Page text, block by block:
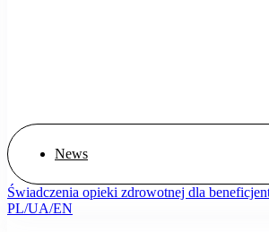
News
Świadczenia opieki zdrowotnej dla
PL/UA/EN